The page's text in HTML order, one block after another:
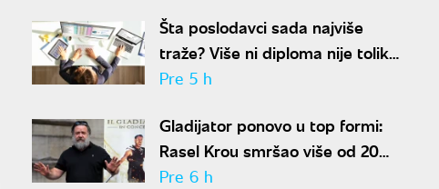
Šta poslodavci sada najviše
traže? Više ni diploma nije toliko
važna
Pre 5 h
Gladijator ponovo u top formi:
Rasel Krou smršao više od 20
kilograma pa zapalio društvene
Pre 6 h